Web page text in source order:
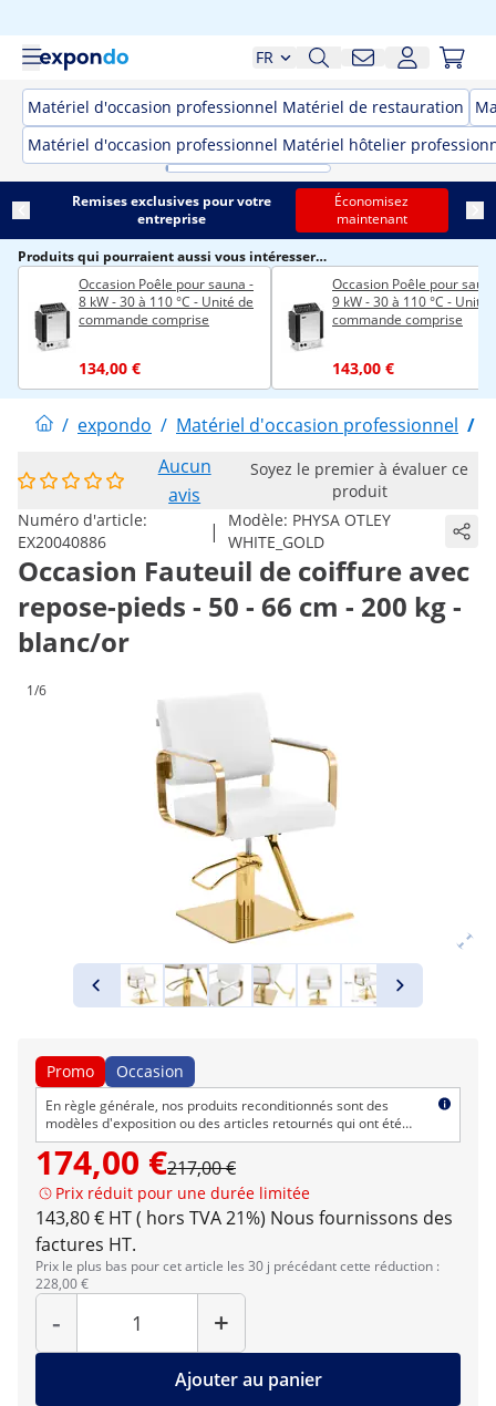
FR
Matériel d'occasion professionnel Matériel de restauration
Matériel d'occasion professionnel Matériel hôtelier
Remises exclusives pour votre
entreprise
Économisez
maintenant
Produits qui pourraient aussi vous intéresser…
Occasion Poêle pour sauna -
8 kW - 30 à 110 °C - Unité de
commande comprise
134,00 €
Occasion Poêle pour
9 kW - 30 à 110 °C - Unité
commande comprise
143,00 €
/ expondo / Matériel d'occasion professionnel /
Aucun
avis
Soyez le premier à évaluer ce
produit
Numéro d'article:
EX20040886
| Modèle: PHYSA OTLEY
WHITE_GOLD
Occasion Fauteuil de coiffure avec
repose-pieds - 50 - 66 cm - 200 kg -
blanc/or
1/6
Promo Occasion
En règle générale, nos produits reconditionnés sont des
modèles d'exposition ou des articles retournés qui ont été
remis en état. Ces produits peuvent présenter de légers
défauts esthétiques, mais ils sont en parfait état de marche. Ils
sont également couverts par les modalités habituelles de
retour et de garantie.
174,00 €217,00 €
Prix réduit pour une durée limitée
143,80 € HT ( hors TVA 21%) Nous fournissons des
factures HT.
Prix le plus bas pour cet article les 30 j précédant cette réduction :
228,00 €
-
Quantité
+
Ajouter au panier